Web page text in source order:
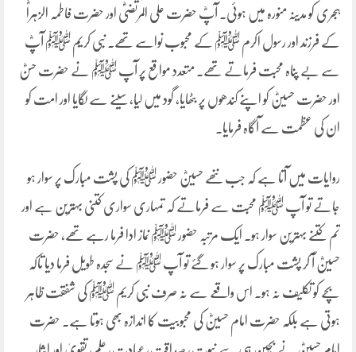
ہجری کو مدینہ منورہ میں ہوئی۔ آپؓ حضرت علی المرتضیٰؓ اور حضرت فاطمہ الزہراؓ
کے فرزند اور رسول اکرم ﷺ کے محبوب نواسے تھے۔ نبی کریم ﷺ آپؓ
سے بے پناہ محبت فرماتے تھے۔ متعدد مواقع پر آپ ﷺ نے حضرت حسنؓ
اور حضرت حسینؓ کو اپنے کندھوں پر بٹھایا، گود میں لیا، سینے سے لگایا اور امت کو
ان کی عظمت سے آگاہ فرمایا۔
روایات میں آتا ہے کہ جب ننھے حسینؓ حضور ﷺ کی پشت مبارک پر سوار ہو
جاتے تو آپ ﷺ محبت سے فرماتے کہ تمہاری سواری کتنی بہترین ہے اور
تم کتنے بہترین سوار ہو۔ ایک مرتبہ حضور ﷺ نماز ادا فرما رہے تھے، حضرت
حسینؓ آ کر پشت مبارک پر سوار ہو گئے تو آپ ﷺ نے سجدہ طویل فرما دیا تاکہ
بچے کو تکلیف نہ ہو۔ اس واقعے سے نہ صرف نبی کریم ﷺ کی شفقت ظاہر
ہوتی ہے بلکہ حضرت امام حسینؓ کی محبوبیت کا اندازہ بھی ہوتا ہے۔ حضرت